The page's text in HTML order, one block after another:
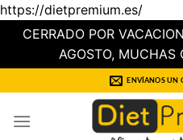
https://dietpremium.es/
CERRADO POR
AGOSTO, MUCHAS
al
contenido
ENVÍANOS UN